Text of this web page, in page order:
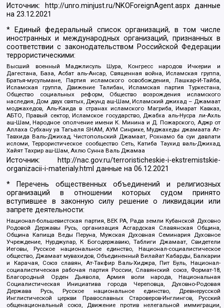
Источник: http://unro.minjust.ru/NKOForeignAgent.aspxданные
на23.12.2021
* Единый федеральный список организаций, в том числе
иностранных и международных организаций, признанных в
соответствии с законодательством Российской Федерации
террористическими:
Высший военный Маджлисуль Шура, Конгресс народов Ичкерии и
Дагестана, База, Асбат аль-Ансар, Священная война, Исламская группа,
Братья-мусульмане, Партия исламского освобождения, Лашкар-И-Тайба,
Исламская группа, Движение Талибан, Исламская партия Туркестана,
Общество социальных реформ, Общество возрождения исламского
наследия, Дом двух святых, Джунд аш-Шам, Исламский джихад – Джамаат
моджахедов, Аль-Каида в странах исламского Магриба, Имарат Кавказ,
АБТО, Правый сектор, Исламское государство, Джабха аль-Нусра ли-Ахль
аш-Шам, Народное ополчение имени К. Минина и Д. Пожарского, Аджр от
Аллаха Субхану уа Тагьаля SHAM, АУМ Синрике, Муджахеды джамаата Ат-
Тавхида Валь-Джихад, Чистопольский Джамаат, Рохнамо ба суи давлати
исломи, Террористическое сообщество Сеть, Катиба Таухид валь-Джихад,
Хайят Тахрир аш-Шам, Ахлю Сунна Валь Джамаа
Источник:
http://nac.gov.ru/terroristicheskie-i-ekstremistskie-
organizacii-i-materialy.html данные на06.12.2021
* Перечень общественных объединений и религиозных
организаций в отношении которых судом принято
вступившее в законную силу решение о ликвидации или
запрете деятельности:
Национал-большевистская партия, ВЕК РА, Рада земли Кубанской Духовно
Родовой Державы Русь, организация Асгардская Славянская Община,
Община Капища Веды Перуна, Мужская Духовная Семинария Духовное
Учреждение, Нурджулар, К Богодержавию, Таблиги Джамаат, Свидетели
Иеговы, Русское национальное единство, Национал-социалистическое
общество, Джамаат мувахидов, Объединенный Вилайат Кабарды, Балкарии
и Карачая, Союз славян, Ат-Такфир Валь-Хиджра, Пит Буль, Национал-
социалистическая рабочая партия России, Славянский союз, Формат-18,
Благородный Орден Дьявола, Армия воли народа, Национальная
Социалистическая Инициатива города Череповца, Духовно-Родовая
Держава Русь, Русское национальное единство, Древнерусской
Инглистической церкви Православных Староверов-Инглингов, Русский
общенациональный союз, Движение против нелегальной иммиграции,